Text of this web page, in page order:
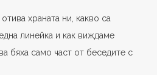
храната ни, какво са
линейка и как виждаме
бяха само част от беседите с